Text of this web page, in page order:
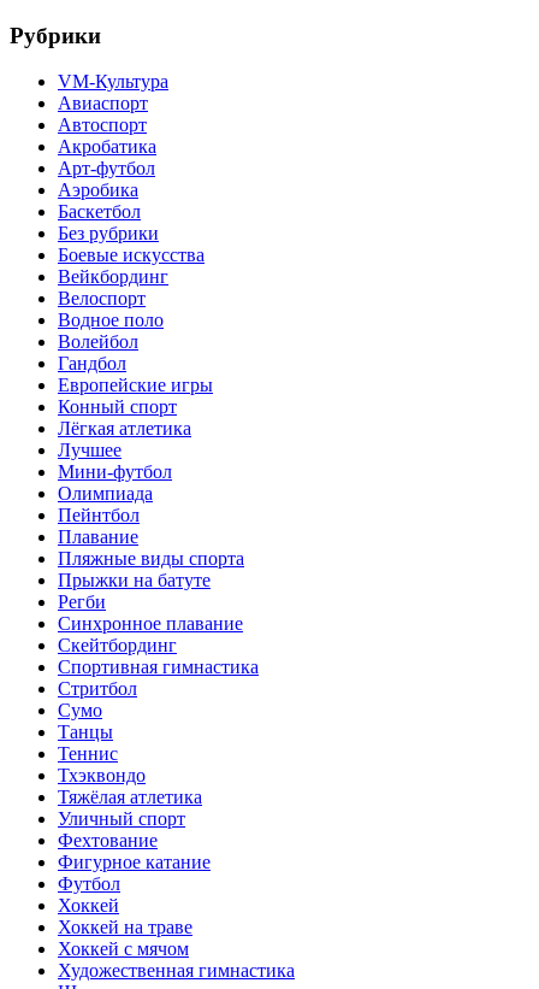
Рубрики
VM-Культура
Авиаспорт
Автоспорт
Акробатика
Арт-футбол
Аэробика
Баскетбол
Без рубрики
Боевые искусства
Вейкбординг
Велоспорт
Водное поло
Волейбол
Гандбол
Европейские игры
Конный спорт
Лёгкая атлетика
Лучшее
Мини-футбол
Олимпиада
Пейнтбол
Плавание
Пляжные виды спорта
Прыжки на батуте
Регби
Синхронное плавание
Скейтбординг
Спортивная гимнастика
Стритбол
Сумо
Танцы
Теннис
Тхэквондо
Тяжёлая атлетика
Уличный спорт
Фехтование
Фигурное катание
Футбол
Хоккей
Хоккей на траве
Хоккей с мячом
Художественная гимнастика